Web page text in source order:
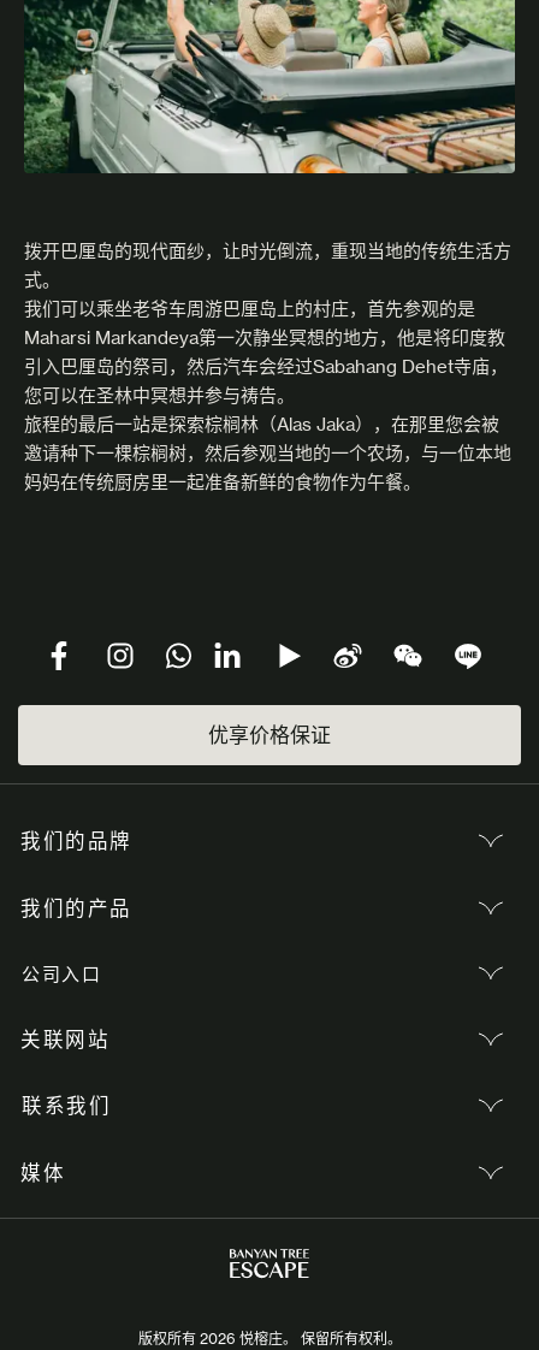
拨开巴厘岛的现代面纱，让时光倒流，重现当地的传统生活方
式。
我们可以乘坐老爷车周游巴厘岛上的村庄，首先参观的是
Maharsi Markandeya第一次静坐冥想的地方，他是将印度教
引入巴厘岛的祭司，然后汽车会经过Sabahang Dehet寺庙，
您可以在圣林中冥想并参与祷告。
旅程的最后一站是探索棕榈林（Alas Jaka），在那里您会被
邀请种下一棵棕榈树，然后参观当地的一个农场，与一位本地
妈妈在传统厨房里一起准备新鲜的食物作为午餐。
优享价格保证
我们的品牌
我们的产品
公司入口
关联网站
联系我们
媒体
版权所有 2026 悦榕庄。 保留所有权利。